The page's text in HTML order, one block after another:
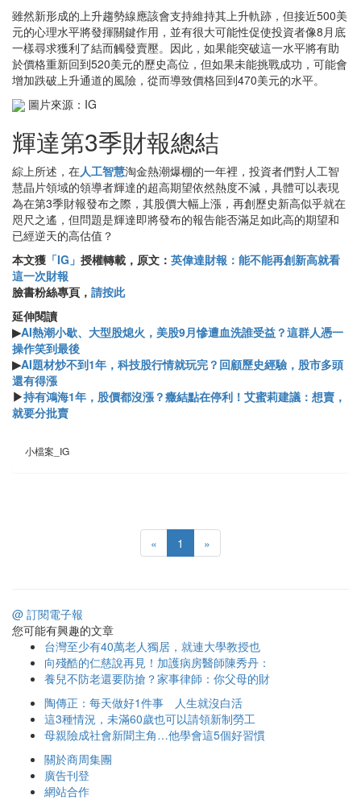
雖然新形成的上升趨勢線應該會支持維持其上升軌跡，但接近500美
元的心理水平將發揮關鍵作用，並有很大可能性促使投資者像8月底
一樣尋求獲利了結而觸發賣壓。因此，如果能突破這一水平將有助
於價格重新回到520美元的歷史高位，但如果未能挑戰成功，可能會
增加跌破上升通道的風險，從而導致價格回到470美元的水平。
圖片來源：IG
輝達第3季財報總結
綜上所述，在人工智慧淘金熱潮爆棚的一年裡，投資者們對人工智
慧晶片領域的領導者輝達的超高期望依然熱度不減，具體可以表現
為在第3季財報發布之際，其股價大幅上漲，再創歷史新高似乎就在
咫尺之遙，但問題是輝達即將發布的報告能否滿足如此高的期望和
已經逆天的高估值？
本文獲 「IG」 授權轉載，原文： 英偉達財報：能不能再創新高就看
這一次財報
臉書粉絲專頁， 請按此
延伸閱讀
▶AI熱潮小歇、大型股熄火，美股9月慘遭血洗誰受益？這群人憑一
操作笑到最後
▶AI題材炒不到1年，科技股行情就玩完？回顧歷史經驗，股市多頭
還有得漲
▶持有鴻海1年，股價都沒漲？癥結點在停利！艾蜜莉建議：想賣，
就要分批賣
小檔案_IG
« 1 »
@ 訂閱電子報
您可能有興趣的文章
台灣至少有40萬老人獨居，就連大學教授也
向殘酷的仁慈說再見！加護病房醫師陳秀丹：
養兒不防老還要防搶？家事律師：你父母的財
陶傳正：每天做好1件事 人生就沒白活
這3種情況，未滿60歲也可以請領新制勞工
母親險成社會新聞主角…他學會這5個好習慣
關於商周集團
廣告刊登
網站合作